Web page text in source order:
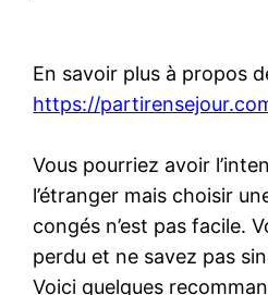
En savoir plus à propos
https://
Vous pourriez avoir
l’étranger mais choisir
congés n’est pas facile.
perdu et ne savez pas
Voici quelques